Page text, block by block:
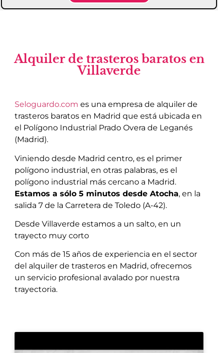
Alquiler de trasteros baratos en
Villaverde
Seloguardo.com es una empresa de alquiler de
trasteros baratos en Madrid que está ubicada en
el Polígono Industrial Prado Overa de Leganés
(Madrid).
Viniendo desde Madrid centro, es el primer
polígono industrial, en otras palabras, es el
polígono industrial más cercano a Madrid.
Estamos a sólo 5 minutos desde Atocha, en la
salida 7 de la Carretera de Toledo (A-42).
Desde Villaverde estamos a un salto, en un
trayecto muy corto
Con más de 15 años de experiencia en el sector
del alquiler de trasteros en Madrid, ofrecemos
un servicio profesional avalado por nuestra
trayectoria.